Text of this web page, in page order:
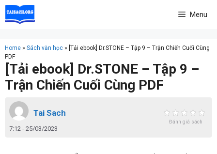
Skip
to
Menu
Home » Sách văn học » [Tải ebook] Dr.STONE – Tập 9 – Trận Chiến Cuối Cùng
PDF
[Tải ebook] Dr.STONE – Tập 9 –
Trận Chiến Cuối Cùng PDF
Tai Sach
7:12 - 25/03/2023
Đánh giá sách